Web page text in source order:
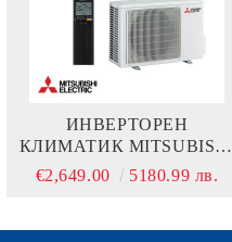
ИНВЕРТОРЕН
КЛИМАТИК MITSUBISHI
ELECTRIC MSZ-
LN50VGW + MUZ-
€2,649.00 5180.99 лв.